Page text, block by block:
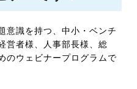
意識を持つ、中小・ベンチ
営者様、人事部長様、総
のウェビナープログラムで